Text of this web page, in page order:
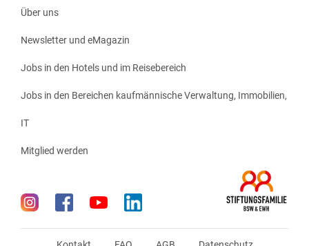
Über uns
Newsletter und eMagazin
Jobs in den Hotels und im Reisebereich
Jobs in den Bereichen kaufmännische Verwaltung, Immobilien,
IT
Mitglied werden